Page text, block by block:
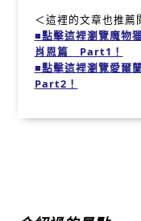
＜這裡的文章也推薦
■點擊這裡瀏覽魔物
肖恩篇 Part1！
■點擊這裡瀏覽愛爾
Part2！